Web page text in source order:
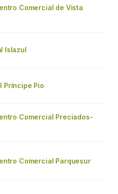
Comercial de Vista
Islazul
Príncipe Pio
Comercial Preciados-
Comercial Parquesur